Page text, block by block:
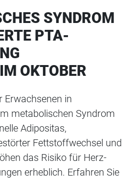
SYNDROM
PTA-
OKTOBER
Erwachsenen in
metabolischen Syndrom
Adipositas,
Fettstoffwechsel und
das Risiko für Herz-
erheblich. Erfahren Sie